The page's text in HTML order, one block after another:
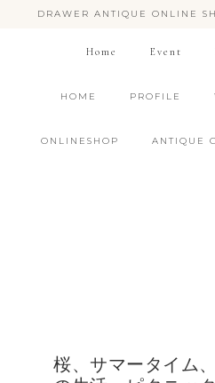
DRAWER ANTIQUE ONLINE
Home Event
HOME PROFILE
ONLINESHOP ANTIQUE
桜、サマータイム